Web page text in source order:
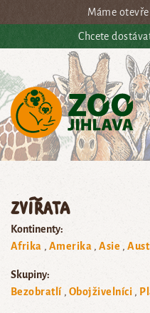
Přejít na hlavní obsah
Máme
Chcete
Zvířata
Kontinenty:
Afrika
Amerika Asie
Skupiny:
Bezobratlí
Obojživelníci